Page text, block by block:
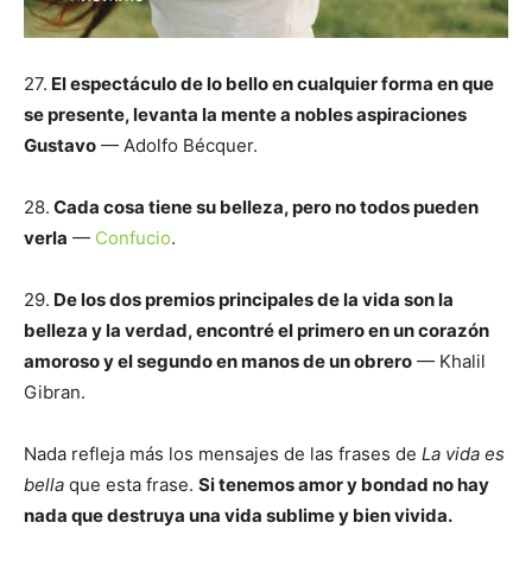
27. El espectáculo de lo bello en cualquier forma en que
se presente, levanta la mente a nobles aspiraciones
Gustavo — Adolfo Bécquer.
28. Cada cosa tiene su belleza, pero no todos pueden
verla — Confucio.
29. De los dos premios principales de la vida son la
belleza y la verdad, encontré el primero en un corazón
amoroso y el segundo en manos de un obrero — Khalil
Gibran.
Nada refleja más los mensajes de las frases de La vida es
bella que esta frase. Si tenemos amor y bondad no hay
nada que destruya una vida sublime y bien vivida.